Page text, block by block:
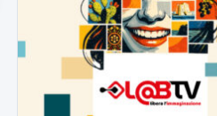
ULTIMI VIDEO